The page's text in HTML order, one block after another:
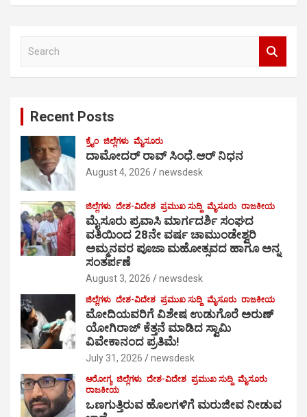
Recent Posts
ಕ್ರೈಂ ಜಿಲ್ಲೆಗಳು ಮೈಸೂರು
ದಾಮೋದರ್ ರಾವ್ ಸಿಂಧೆ.ಆರ್ ನಿಧನ
August 4, 2026 newsdesk
ಜಿಲ್ಲೆಗಳು ದೇಶ-ವಿದೇಶ ಪ್ರಮುಖ ಸುದ್ದಿ ಮೈಸೂರು ರಾಜಕೀಯ
ಮೈಸೂರು ಪ್ರವಾಸಿ ಮಾರ್ಗದರ್ಶಿ ಸಂಘದ
ವತಿಯಿಂದ 28ನೇ ವರ್ಷ ಚಾಮುಂಡೇಶ್ವರಿ
ಅಮ್ಮನವರ ಪೂಜಾ ಮಹೋತ್ಸವದ ಹಾಗೂ ಅನ್ನ
ಸಂತರ್ಪಣೆ
August 3, 2026 newsdesk
ಜಿಲ್ಲೆಗಳು ದೇಶ-ವಿದೇಶ ಪ್ರಮುಖ ಸುದ್ದಿ ಮೈಸೂರು ರಾಜಕೀಯ
ಮೋದಿಯವರಿಗೆ ವಿಶೇಷ ಉಡುಗೊರೆ ಅರುಣ್
ಯೋಗಿರಾಜ್ ಕೆತ್ತನೆ ಮಾಡಿದ ಸ್ವಾಮಿ
ವಿವೇಕಾನಂದ ಪ್ರತಿಮೆ!
July 31, 2026 newsdesk
ಆರೋಗ್ಯ ಜಿಲ್ಲೆಗಳು ದೇಶ-ವಿದೇಶ ಪ್ರಮುಖ ಸುದ್ದಿ ಮೈಸೂರು
ರಾಜಕೀಯ
ಒಣಗುತ್ತಿರುವ ಹೊಲಗಳಿಗೆ ಮರುಜೀವ ನೀಡುವ